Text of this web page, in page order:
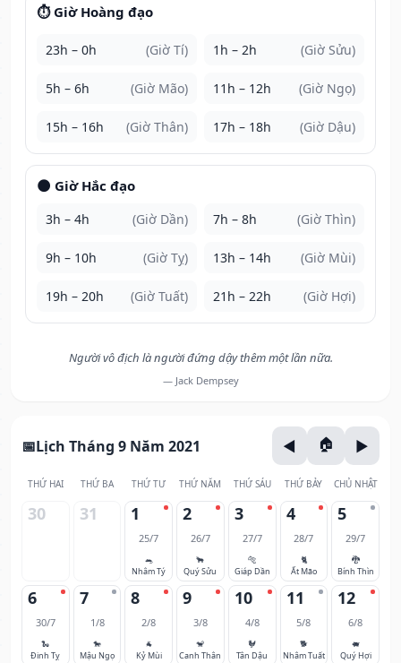
⏱️ Giờ Hoàng đạo
23h – 0h (Giờ Tí) 1h – 2h (Giờ Sửu)
5h – 6h (Giờ Mão) 11h – 12h (Giờ Ngọ)
15h – 16h (Giờ Thân) 17h – 18h (Giờ Dậu)
🌑 Giờ Hắc đạo
3h – 4h (Giờ Dần) 7h – 8h (Giờ Thìn)
9h – 10h (Giờ Tỵ) 13h – 14h (Giờ Mùi)
19h – 20h (Giờ Tuất) 21h – 22h (Giờ Hợi)
Người vô địch là người đứng dậy thêm một lần nữa.
— Jack Dempsey
Lịch Tháng 9 Năm 2021
THỨ HAI THỨ BA THỨ TƯ THỨ NĂM THỨ SÁU THỨ BẢY CHỦ NHẬT
30 31 1
25/7
🐀
Nhâm Tý
2
26/7
🐂
Quý Sửu
3
27/7
🐅
Giáp Dần
4
28/7
🐈
Ất Mão
5
29/7
🐉
Bính Thìn
6
30/7
🐍
Đinh Tỵ
7
1/8
🐎
Mậu Ngọ
8
2/8
🐐
Kỷ Mùi
9
3/8
🐒
Canh Thân
10
4/8
🐓
Tân Dậu
11
5/8
🐕
Nhâm Tuất
12
6/8
🐖
Quý Hợi